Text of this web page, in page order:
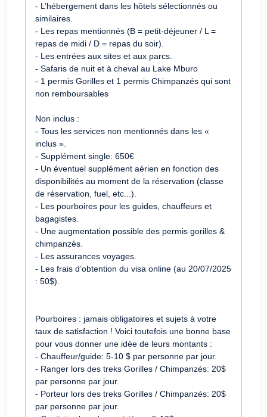
- L’hébergement dans les hôtels sélectionnés ou
similaires.
- Les repas mentionnés (B = petit-déjeuner / L =
repas de midi / D = repas du soir).
- Les entrées aux sites et aux parcs.
- Safaris de nuit et à cheval au Lake Mburo
- 1 permis Gorilles et 1 permis Chimpanzés qui sont
non remboursables
Non inclus :
- Tous les services non mentionnés dans les «
inclus ».
- Supplément single: 650€
- Un éventuel supplément aérien en fonction des
disponibilités au moment de la réservation (classe
de réservation, fuel, etc...).
- Les pourboires pour les guides, chauffeurs et
bagagistes.
- Une augmentation possible des permis gorilles &
chimpanzés.
- Les assurances voyages.
- Les frais d’obtention du visa online (au 20/07/2025
: 50$).
Pourboires : jamais obligatoires et sujets à votre
taux de satisfaction ! Voici toutefois une bonne base
pour vous donner une idée de leurs montants :
- Chauffeur/guide: 5-10 $ par personne par jour.
- Ranger lors des treks Gorilles / Chimpanzés: 20$
par personne par jour.
- Porteur lors des treks Gorilles / Chimpanzés: 20$
par personne par jour.